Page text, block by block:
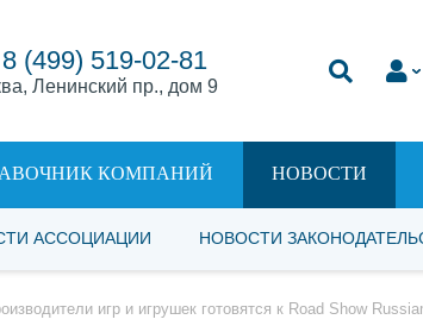
8 (499) 519-02-81
Ленинский пр., дом 9
КОМПАНИЙ НОВОСТИ
АССОЦИАЦИИ НОВОСТИ
игр и игрушек готовятся к Road Show